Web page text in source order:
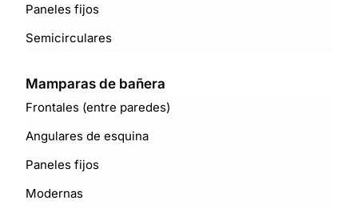
Paneles fijos
Semicirculares
Mamparas de bañera
Frontales (entre paredes)
Angulares de esquina
Paneles fijos
Modernas